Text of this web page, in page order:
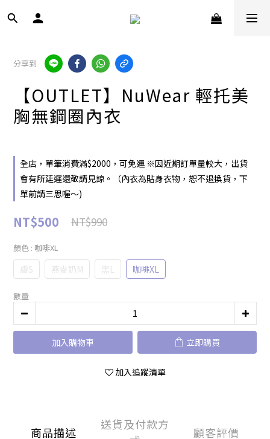
分享到
【OUTLET】NuWear 輕托美
胸無鋼圈內衣
全店，單筆消費滿$2000，可免運 ※因近期訂單量較大，出貨
會有所延遲還敬請見諒。（內衣為貼身衣物，恕不退換貨，下
單前請三思喔～)
NT$500 NT$990
顏色 : 咖啡XL
膚S 燕麥奶M 黑L 咖啡XL
數量
加入購物車 立即購買
加入追蹤清單
商品描述
送貨及付款方
顧客評價